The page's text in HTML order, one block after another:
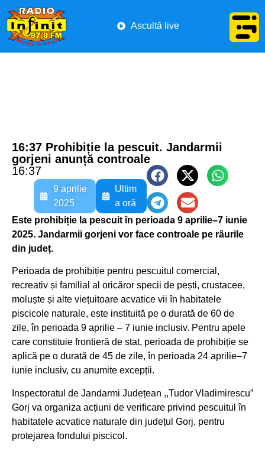
Ascultă live
16:37 Prohibiție la pescuit. Jandarmii
gorjeni anunță controale
16:37
9 aprilie
2025
Ultim
a oră
Este prohibiție la pescuit în perioada 9 aprilie–7 iunie
2025. Jandarmii gorjeni vor face controale pe râurile
din județ.
Perioada de prohibiție pentru pescuitul comercial,
recreativ și familial al oricăror specii de pești, crustacee,
moluște și alte viețuitoare acvatice vii în habitatele
piscicole naturale, este instituită pe o durată de 60 de
zile, în perioada 9 aprilie – 7 iunie inclusiv. Pentru apele
care constituie frontieră de stat, perioada de prohibiție se
aplică pe o durată de 45 de zile, în perioada 24 aprilie–7
iunie inclusiv, cu anumite excepții.
Inspectoratul de Jandarmi Județean ,,Tudor Vladimirescu”
Gorj va organiza acțiuni de verificare privind pescuitul în
habitatele acvatice naturale din județul Gorj, pentru
protejarea fondului piscicol.